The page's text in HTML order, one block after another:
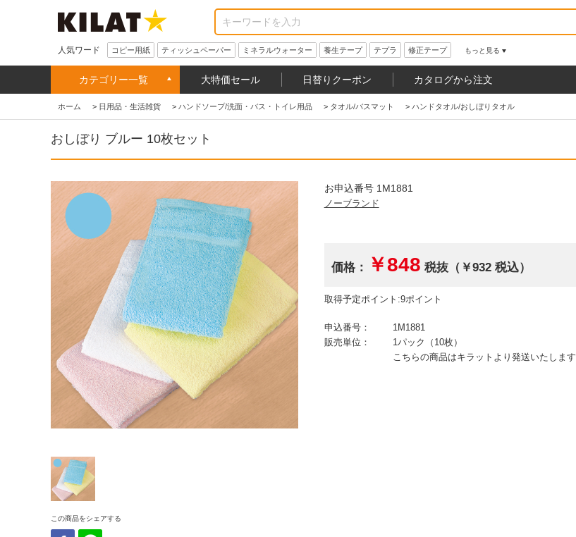
人気ワード コピー用紙 ティッシュペーパー ミネラルウォーター 養生テープ テプラ 修正テープ もっと見る
カテゴリー一覧 大特価セール 日替りクーポン カタログから注文
ホーム > 日用品・生活雑貨 > ハンドソープ/洗面・バス・トイレ用品 > タオル/バスマット > ハンドタオル/おしぼりタオル
おしぼり ブルー 10枚セット
この商品をシェアする
お申込番号 1M1881
ノーブランド
価格： ￥848 税抜（￥932 税込）
取得予定ポイント:9ポイント
申込番号：
1M1881
販売単位：
1パック（10枚）
こちらの商品はキラットより発送いたします